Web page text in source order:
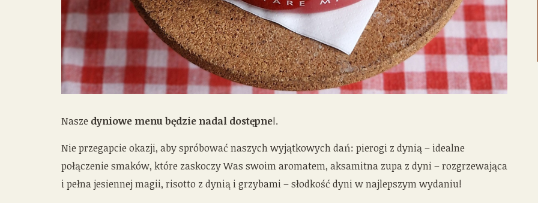
Nasze dyniowe menu będzie nadal dostępne!.
Nie przegapcie okazji, aby spróbować naszych wyjątkowych dań: pierogi z dynią – idealne
połączenie smaków, które zaskoczy Was swoim aromatem, aksamitna zupa z dyni – rozgrzewająca
i pełna jesiennej magii, risotto z dynią i grzybami – słodkość dyni w najlepszym wydaniu!